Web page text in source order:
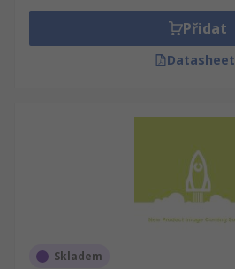
Přidat
Skladem